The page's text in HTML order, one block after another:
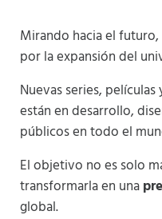
Mirando hacia el
por la expansión del
Nuevas series,
están en desarrollo,
públicos en todo el
El objetivo no es solo
transformarla en una
global.